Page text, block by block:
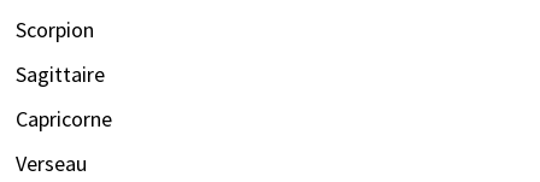
Scorpion
Sagittaire
Capricorne
Verseau